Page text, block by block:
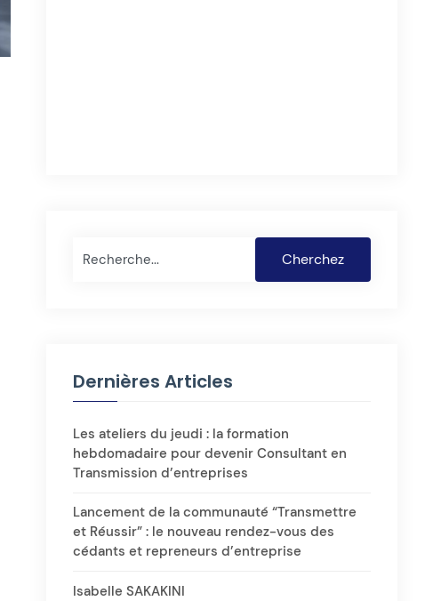
Rechercher Cherchez
Dernières Articles
Les ateliers du jeudi : la formation
hebdomadaire pour devenir Consultant en
Transmission d’entreprises
Lancement de la communauté “Transmettre
et Réussir” : le nouveau rendez-vous des
cédants et repreneurs d’entreprise
Isabelle SAKAKINI